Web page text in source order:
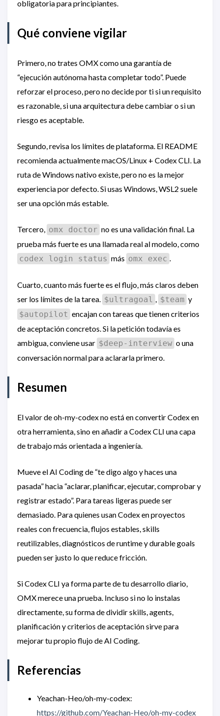
obligatoria para principiantes.
Qué conviene vigilar
Primero, no trates OMX como una garantía de
“ejecución autónoma hasta completar todo”. Puede
reforzar el proceso, pero no decide por ti si un requisito
es razonable, si una arquitectura debe cambiar o si un
riesgo es aceptable.
Segundo, revisa los límites de plataforma. El README
recomienda actualmente macOS/Linux + Codex CLI. La
ruta de Windows nativo existe, pero no es la mejor
experiencia por defecto. Si usas Windows, WSL2 suele
ser una opción más estable.
Tercero, omx doctor no es una validación final. La
prueba más fuerte es una llamada real al modelo, como
codex login status más omx exec .
Cuarto, cuanto más fuerte es el flujo, más claros deben
ser los límites de la tarea. $ultragoal , $team y
$autopilot encajan con tareas que tienen criterios
de aceptación concretos. Si la petición todavía es
ambigua, conviene usar $deep-interview o una
conversación normal para aclararla primero.
Resumen
El valor de oh-my-codex no está en convertir Codex en
otra herramienta, sino en añadir a Codex CLI una capa
de trabajo más orientada a ingeniería.
Mueve el AI Coding de “te digo algo y haces una
pasada” hacia “aclarar, planificar, ejecutar, comprobar y
registrar estado”. Para tareas ligeras puede ser
demasiado. Para quienes usan Codex en proyectos
reales con frecuencia, flujos estables, skills
reutilizables, diagnósticos de runtime y durable goals
pueden ser justo lo que reduce fricción.
Si Codex CLI ya forma parte de tu desarrollo diario,
OMX merece una prueba. Incluso si no lo instalas
directamente, su forma de dividir skills, agents,
planificación y criterios de aceptación sirve para
mejorar tu propio flujo de AI Coding.
Referencias
Yeachan-Heo/oh-my-codex:
https://github.com/Yeachan-Heo/oh-my-codex